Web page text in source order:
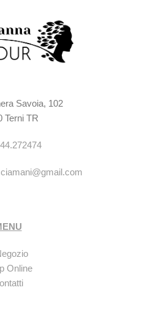
Savoia, 102
Terni TR
Online